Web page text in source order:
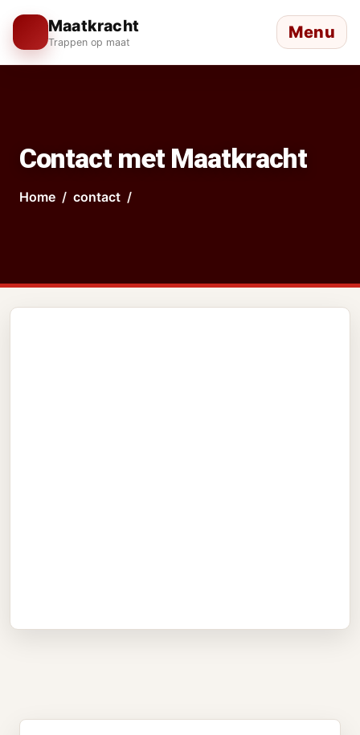
Maatkracht
Trappen op maat Menu
Contact met Maatkracht
Home contact